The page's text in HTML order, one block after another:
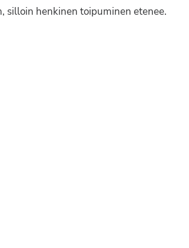
silloin henkinen toipuminen etenee.